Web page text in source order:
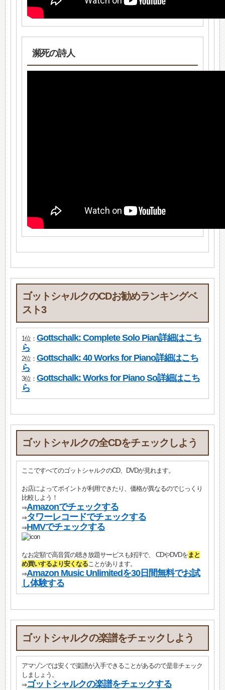
瀕死の詩人
ゴットシャルクのCDお勧めランキングベ
スト3
1位： Gottschalk: Complete Solo Pian詳細はこち
ら
2位： Gottschalk: 40 Works for Piano詳細はこち
ら
3位： Gottschalk: Works for Piano So詳細はこち
ら
ゴットシャルクの全CDをチェックしよう
ここですべてのゴットシャルクのCD、DVDが見れます。
お店によってポイントが利用できたり、価格が異なるのでじっくり
比較しよう！
⇒Amazonでチェックする
⇒タワーレコードでチェックする
⇒HMVでチェックする
なお定額で高音質の聴き放題サービスも好評で、 CDやDVDをまと
め買いするより安くなることがあります。
⇒Amazon Music Unlimitedを30日間無料でお試
し体験する
ゴットシャルクの楽譜をチェックしよう
アマゾンでは安くで楽譜が入手できることがあるので是非チェック
しましょう。
⇒ゴットシャルクの楽譜をチェックする